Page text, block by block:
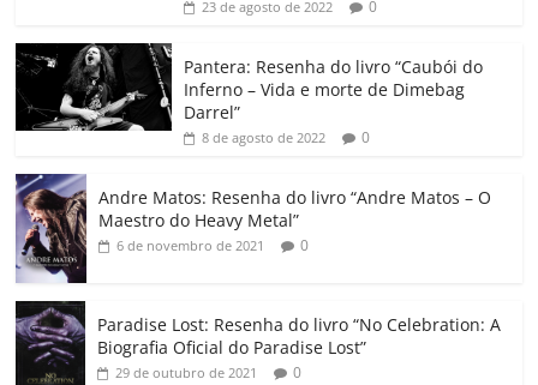
o
o
k
p
Cl
a
ss
ro
o
k h
ar
23 de agosto de 2022 0
Pantera: Resenha do livro “Caubói do
Inferno – Vida e morte de Dimebag
Darrel”
8 de agosto de 2022 0
Andre Matos: Resenha do livro “Andre Matos – O
Maestro do Heavy Metal”
6 de novembro de 2021 0
Paradise Lost: Resenha do livro “No Celebration: A
Biografia Oficial do Paradise Lost”
29 de outubro de 2021 0